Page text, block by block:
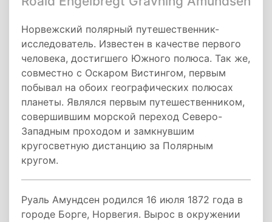
Норвежский полярный путешественник-
исследователь. Известен в качестве первого
человека, достигшего Южного полюса. Так же,
совместно с Оскаром Вистингом, первым
побывал на обоих географических полюсах
планеты. Являлся первым путешественником,
совершившим морской переход Северо-
Западным проходом и замкнувшим
кругосветную дистанцию за Полярным
кругом.
Руаль Амундсен родился 16 июля 1872 года в
городе Борге, Норвегия. Вырос в окружении